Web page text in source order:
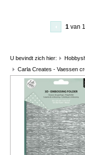
1van 1
U bevindt zich hier:
Carla Creates - Vaessen